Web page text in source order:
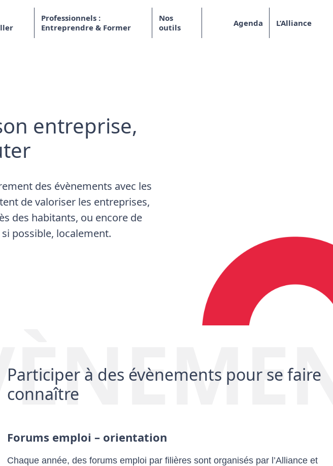
Professionnels :
Entreprendre & Former
Nos
outils
Agenda L’Alliance
entreprise,
des évènements avec les
de valoriser les entreprises,
des habitants, ou encore de
possible, localement.
Participer à des évènements pour se faire
connaître
Forums emploi – orientation
Chaque année, des forums emploi par filières sont organisés par l’Alliance et